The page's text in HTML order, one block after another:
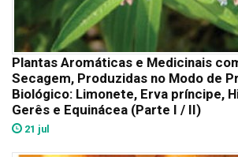
Plantas Aromáticas e Medicinais
Secagem, Produzidas no Modo de
Biológico: Limonete, Erva príncipe,
Gerês e Equinácea (Parte I / II)
21 jul